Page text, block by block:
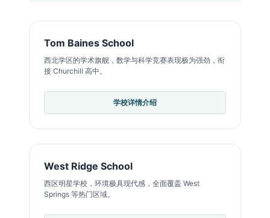
Tom Baines School
西北学区的学术旗舰，数学与科学竞赛表现极为强劲，衔
接 Churchill 高中。
学校详情介绍
West Ridge School
西区明星学校，环境极具现代感，全面覆盖 West
Springs 等热门区域。